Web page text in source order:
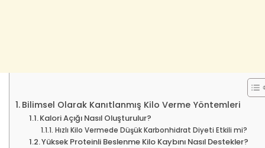
Bilimsel Olarak Kanıtlanmış Kilo Verme Yöntemleri
Kalori Açığı Nasıl Oluşturulur?
Hızlı Kilo Vermede Düşük Karbonhidrat Diyeti Etkili mi?
Yüksek Proteinli Beslenme Kilo Kaybını Nasıl Destekler?